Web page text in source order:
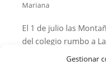
Gestionar
Mariana
El 1 de julio las
del colegio rumbo a
Cantabria, para